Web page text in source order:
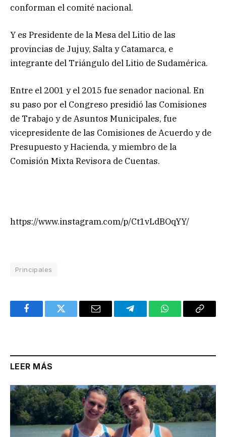
conforman el comité nacional.
Y es Presidente de la Mesa del Litio de las
provincias de Jujuy, Salta y Catamarca, e
integrante del Triángulo del Litio de Sudamérica.
Entre el 2001 y el 2015 fue senador nacional. En
su paso por el Congreso presidió las Comisiones
de Trabajo y de Asuntos Municipales, fue
vicepresidente de las Comisiones de Acuerdo y de
Presupuesto y Hacienda, y miembro de la
Comisión Mixta Revisora de Cuentas.
https://www.instagram.com/p/Ct1vLdBOqYY/
Principales
FacebookTwitter Email TelegramWhatsAppCopy
LEER MÁS